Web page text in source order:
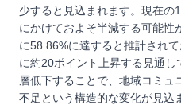
少すると見込まれます。現在
にかけておよそ半減する可能
に58.86%に達すると推計され
に約20ポイント上昇する見通
層低下することで、地域コミ
不足という構造的な変化が見込